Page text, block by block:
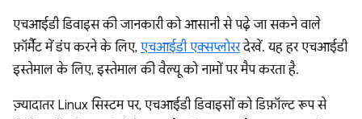
एचआईडी डिवाइस की जानकारी को आसानी से पढ़े जा सकने वाले
फ़ॉर्मैट में डंप करने के लिए, एचआईडी एक्सप्लोररदेखें. यह हर एचआईडी
इस्तेमाल के लिए, इस्तेमाल की वैल्यू को नामों पर मैप करता है.
ज़्यादातर Linux सिस्टम पर, एचआईडी डिवाइसों को डिफ़ॉल्ट रूप से